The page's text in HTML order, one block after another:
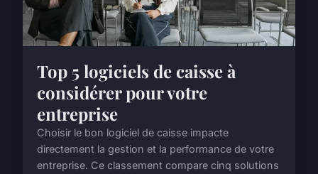
Top 5 logiciels de caisse à
considérer pour votre
entreprise
Choisir le bon logiciel de caisse impacte
directement la gestion et la performance de votre
entreprise. Ce classement compare cinq solutions